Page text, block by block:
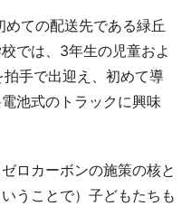
ての配送先である緑丘
では、3年生の児童およ
手で出迎え、初めて導
池式のトラックに興味
ロカーボンの施策の核と
うことで）子どもたちも